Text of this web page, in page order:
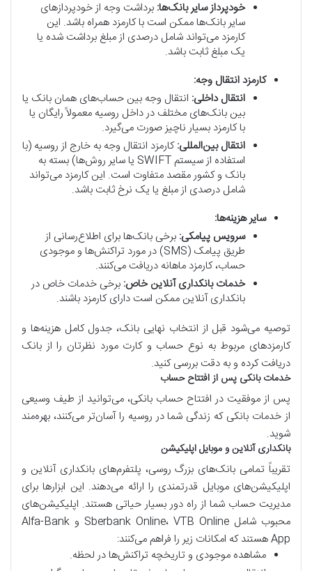
خودپرداز سایر بانک‌ها: برداشت وجه از خودپردازهای
سایر بانک‌ها ممکن است با کارمزد همراه باشد. این
کارمزد می‌تواند شامل درصدی از مبلغ برداشت شده یا
یک مبلغ ثابت باشد.
کارمزد انتقال وجه:
انتقال داخلی: انتقال وجه بین حساب‌های همان بانک یا
بین بانک‌های مختلف در داخل روسیه معمولاً رایگان یا
با کارمزد بسیار ناچیز صورت می‌گیرد.
انتقال بین‌المللی: کارمزد انتقال وجه به خارج از روسیه (با
استفاده از سیستم SWIFT یا سایر روش‌ها) بسته به
بانک و کشور مقصد متفاوت است. این کارمزد می‌تواند
شامل درصدی از مبلغ یا یک نرخ ثابت باشد.
سایر هزینه‌ها:
سرویس پیامکی: برخی بانک‌ها برای اطلاع‌رسانی از
طریق پیامک (SMS) در مورد تراکنش‌ها و موجودی
حساب، کارمزد ماهانه دریافت می‌کنند.
خدمات بانکداری آنلاین خاص: برخی خدمات خاص در
بانکداری آنلاین ممکن است دارای کارمزد باشند.
توصیه می‌شود قبل از انتخاب نهایی بانک، جدول کامل هزینه‌ها و
کارمزدهای مربوط به نوع حساب و کارت مورد نظرتان را از بانک
دریافت کرده و به دقت بررسی کنید.
خدمات بانکی پس از افتتاح حساب
پس از موفقیت در افتتاح حساب بانکی، می‌توانید از طیف وسیعی
از خدمات بانکی که زندگی شما در روسیه را آسان‌تر می‌کنند، بهره‌مند
شوید.
بانکداری آنلاین و موبایل اپلیکیشن
تقریباً تمامی بانک‌های بزرگ روسی، پلتفرم‌های بانکداری آنلاین و
اپلیکیشن‌های موبایل قدرتمندی را ارائه می‌دهند. این ابزارها برای
مدیریت حساب شما از راه دور بسیار حیاتی هستند. اپلیکیشن‌های
محبوب شامل Sberbank Online، VTB Online و Alfa-Bank
App هستند که امکانات زیر را فراهم می‌کنند:
مشاهده موجودی و تاریخچه تراکنش‌ها در لحظه.